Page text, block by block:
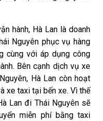
hành, Hà Lan là doanh
Nguyên phục vụ hàng
cùng với áp dụng công
Bên cạnh dịch vụ xe
Hà Lan còn hoạt
xe taxi tại bến xe. Vì thế
Lan đi Thái Nguyên sẽ
miễn phí bằng taxi